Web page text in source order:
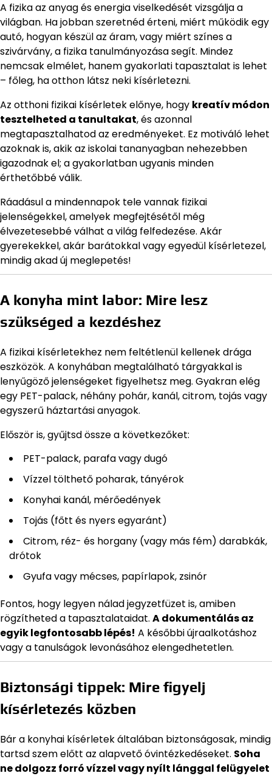
A fizika az anyag és energia viselkedését vizsgálja a
világban. Ha jobban szeretnéd érteni, miért működik egy
autó, hogyan készül az áram, vagy miért színes a
szivárvány, a fizika tanulmányozása segít. Mindez
nemcsak elmélet, hanem gyakorlati tapasztalat is lehet
– főleg, ha otthon látsz neki kísérletezni.
Az otthoni fizikai kísérletek előnye, hogy kreatív módon
tesztelheted a tanultakat, és azonnal
megtapasztalhatod az eredményeket. Ez motiváló lehet
azoknak is, akik az iskolai tananyagban nehezebben
igazodnak el; a gyakorlatban ugyanis minden
érthetőbbé válik.
Ráadásul a mindennapok tele vannak fizikai
jelenségekkel, amelyek megfejtésétől még
élvezetesebbé válhat a világ felfedezése. Akár
gyerekekkel, akár barátokkal vagy egyedül kísérletezel,
mindig akad új meglepetés!
A konyha mint labor: Mire lesz
szükséged a kezdéshez
A fizikai kísérletekhez nem feltétlenül kellenek drága
eszközök. A konyhában megtalálható tárgyakkal is
lenyűgöző jelenségeket figyelhetsz meg. Gyakran elég
egy PET-palack, néhány pohár, kanál, citrom, tojás vagy
egyszerű háztartási anyagok.
Először is, gyűjtsd össze a következőket:
PET-palack, parafa vagy dugó
Vízzel tölthető poharak, tányérok
Konyhai kanál, mérőedények
Tojás (főtt és nyers egyaránt)
Citrom, réz- és horgany (vagy más fém) darabkák,
drótok
Gyufa vagy mécses, papírlapok, zsinór
Fontos, hogy legyen nálad jegyzetfüzet is, amiben
rögzítheted a tapasztalataidat. A dokumentálás az
egyik legfontosabb lépés! A későbbi újraalkotáshoz
vagy a tanulságok levonásához elengedhetetlen.
Biztonsági tippek: Mire figyelj
kísérletezés közben
Bár a konyhai kísérletek általában biztonságosak, mindig
tartsd szem előtt az alapvető óvintézkedéseket. Soha
ne dolgozz forró vízzel vagy nyílt lánggal felügyelet